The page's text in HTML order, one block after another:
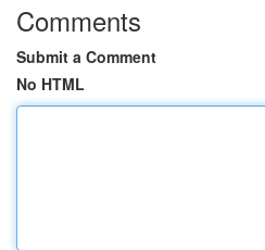
Comments
Submit a Comment
No HTML